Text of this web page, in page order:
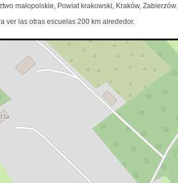
małopolskie, Powiat krakowski, Kraków, Zabierzów.
ver las otras escuelas 200 km alrededor.